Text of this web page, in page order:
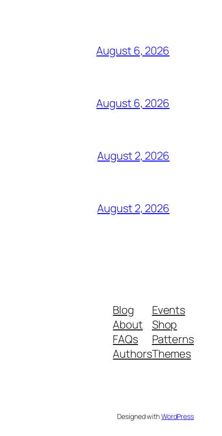
August 6, 2026
August 6, 2026
August 2, 2026
August 2, 2026
Blog
About
FAQs
Authors
Events
Shop
Patterns
Themes
Designed withWordPress